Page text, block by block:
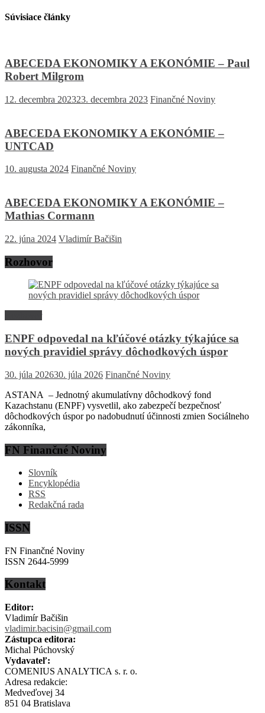
Súvisiace články
ABECEDA EKONOMIKY A EKONÓMIE – Paul
Robert Milgrom
12. decembra 202323. decembra 2023 Finančné Noviny
ABECEDA EKONOMIKY A EKONÓMIE –
UNTCAD
10. augusta 2024 Finančné Noviny
ABECEDA EKONOMIKY A EKONÓMIE –
Mathias Cormann
22. júna 2024 Vladimír Bačišin
Rozhovor
ENPF odpovedal na kľúčové otázky týkajúce sa
nových pravidiel správy dôchodkových úspor
30. júla 202630. júla 2026 Finančné Noviny
ASTANA – Jednotný akumulatívny dôchodkový fond
Kazachstanu (ENPF) vysvetlil, ako zabezpečí bezpečnosť
dôchodkových úspor po nadobudnutí účinnosti zmien Sociálneho
zákonníka,
FN Finančné Noviny
Slovník
Encyklopédia
RSS
Redakčná rada
ISSN
FN Finančné Noviny
ISSN 2644-5999
Kontakt
Editor:
Vladimír Bačišin
vladimir.bacisin@gmail.com
Zástupca editora:
Michal Púchovský
Vydavateľ:
COMENIUS ANALYTICA s. r. o.
Adresa redakcie:
Medveďovej 34
851 04 Bratislava